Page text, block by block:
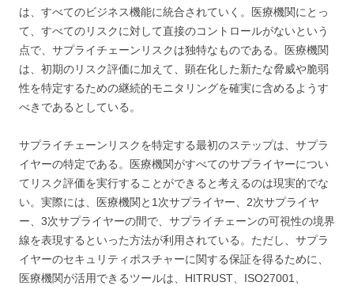
は、すべてのビジネス機能に統合されていく。医療機関にとっ
て、すべてのリスクに対して直接のコントロールがないという
点で、サプライチェーンリスクは独特なものである。医療機関
は、初期のリスク評価に加えて、顕在化した新たな脅威や脆弱
性を特定するための継続的モニタリングを確実に含めるようす
べきであるとしている。
サプライチェーンリスクを特定する最初のステップは、サプラ
イヤーの特定である。医療機関がすべてのサプライヤーについ
てリスク評価を実行することができると考えるのは現実的でな
い。実際には、医療機関と1次サプライヤー、2次サプライヤ
ー、3次サプライヤーの間で、サプライチェーンの可視性の境界
線を表現するといった方法が利用されている。ただし、サプラ
イヤーのセキュリティポスチャーに関する保証を得るために、
医療機関が活用できるツールは、HITRUST、ISO27001、